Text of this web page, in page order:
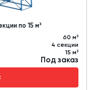
по 15 м³
60 м³
4 секции
15 м³
Под заказ